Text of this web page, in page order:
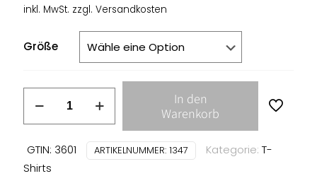
inkl. MwSt. zzgl. Versandkosten
Größe
Progression
/
Regression
In den
Warenkorb
GTIN: 3601 ARTIKELNUMMER: 1347 Kategorie: T-
Shirts